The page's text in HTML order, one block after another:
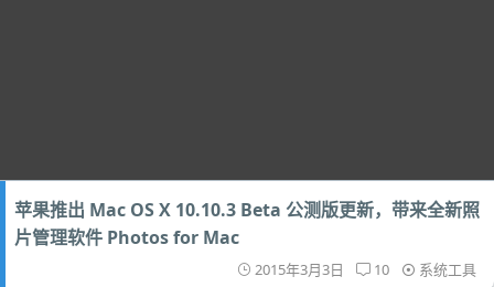
苹果推出 Mac OS X 10.10.3 Beta 公测版更新，带来全新照
片管理软件 Photos for Mac
2015年3月3日 10 系统工具